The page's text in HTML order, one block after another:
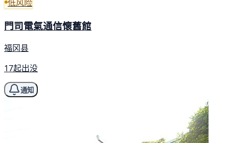
低风险
門司電氣通信懷舊館
福冈县
17起出没
通知